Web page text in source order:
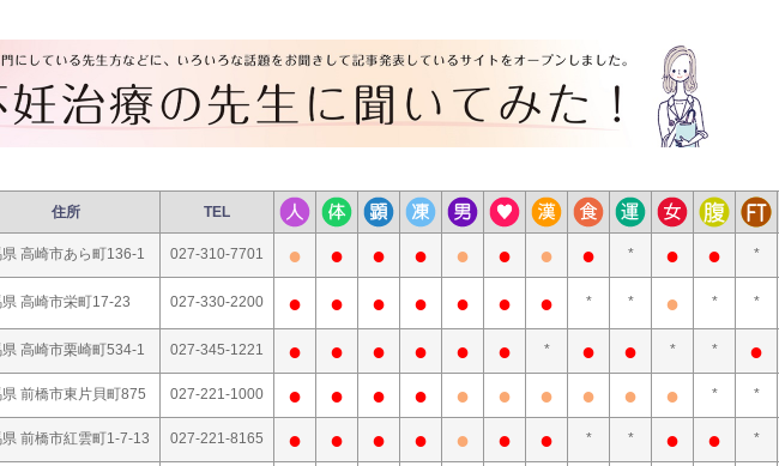
住所 TEL
高崎市あら町136-1 027-310-7701 ● ● ● ● ● ● ● ● * ● ● *
高崎市栄町17-23 027-330-2200 ● ● ● ● ● ● ● * * ● * *
高崎市栗崎町534-1 027-345-1221 ● ● ● ● ● ● * ● ● * * ●
前橋市東片貝町875 027-221-1000 ● ● ● ● ● ● ● ● ● ● * *
前橋市紅雲町1-7-13 027-221-8165 ● ● ● ● ● ● ● * * ● ● *